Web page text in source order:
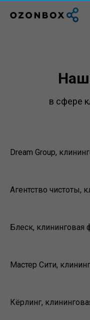
в сфере
Dream Group,
Агентство чистоты,
Блеск, клининговая
Мастер Сити,
Кёрлинг,